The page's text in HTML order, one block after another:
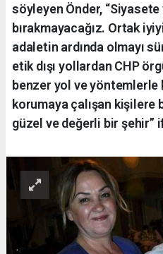
söyleyen Önder, “Siyasete
bırakmayacağız. Ortak
adaletin ardında olmayı
etik dışı yollardan CHP
benzer yol ve yöntemlerle
korumaya çalışan kişilere
güzel ve değerli bir şehir”